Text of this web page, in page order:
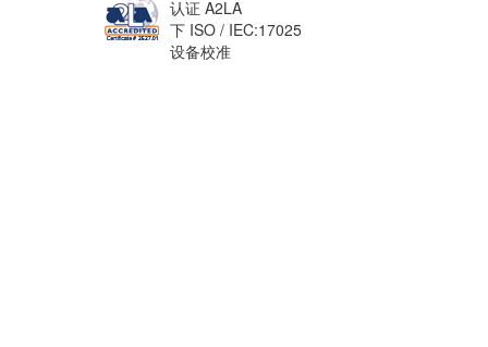
认证 A2LA
下 ISO / IEC:17025
设备校准